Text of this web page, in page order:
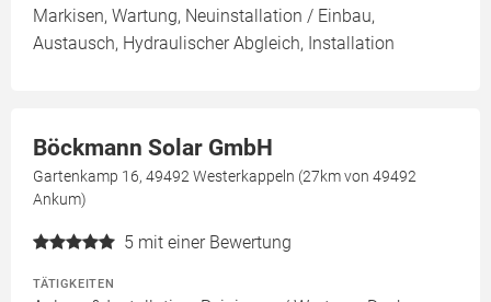
Markisen, Wartung, Neuinstallation / Einbau,
Austausch, Hydraulischer Abgleich, Installation
Böckmann Solar GmbH
Gartenkamp 16, 49492 Westerkappeln (27km von 49492
Ankum)
5 mit einer Bewertung
TÄTIGKEITEN